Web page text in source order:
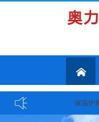
保温护角专用胶...